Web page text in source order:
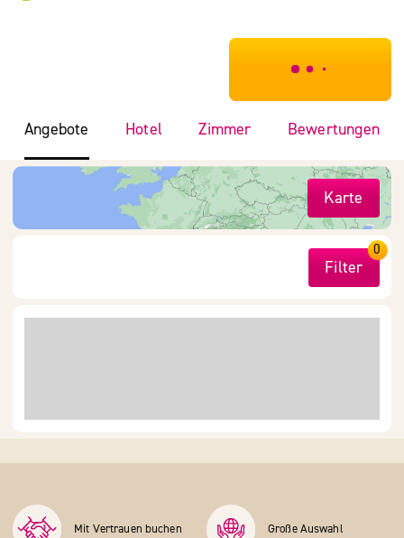
***************
Angebote Hotel Zimmer Bewertungen
Karte
Filter
0
Mit Vertrauen buchen Große Auswahl